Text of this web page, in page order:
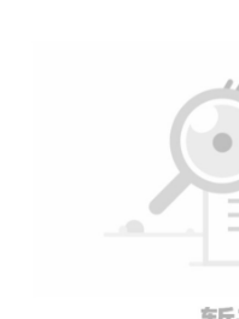
在，动力电池市场竞争不断激烈化
针对性的新产品，实行错位竞争举
随各种新技术的不断进步，包括固
有望在锂离子电池上面得到广泛应
希望出现新的颠覆性的锂离子电池